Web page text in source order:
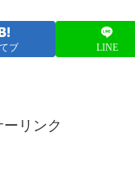
ブ LINE
ーリンク